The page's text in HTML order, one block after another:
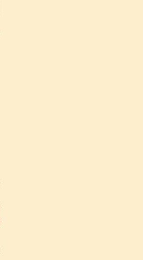
硕士 + 跨文化职场通行证，2025 招
day 3
day 2
通知
HSK考点正式对外开考了，常州的
硕士 + 跨文化职场通行证，2025 招